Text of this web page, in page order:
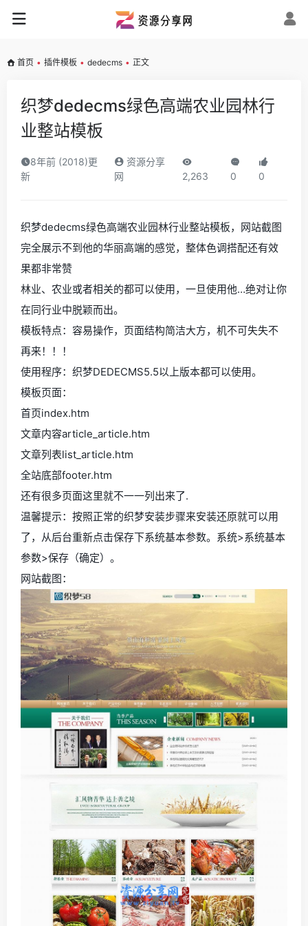
首页 • 插件模板 • dedecms • 正文
织梦dedecms绿色高端农业园林行
业整站模板
8年前 (2018)更
新
资源分享
网
2,263 0 0
织梦dedecms绿色高端农业园林行业整站模板，网站截图
完全展示不到他的华丽高端的感觉，整体色调搭配还有效
果都非常赞
林业、农业或者相关的都可以使用，一旦使用他…绝对让你
在同行业中脱颖而出。
模板特点：容易操作，页面结构简洁大方，机不可失失不
再来！！！
使用程序：织梦DEDECMS5.5以上版本都可以使用。
模板页面：
首页index.htm
文章内容article_article.htm
文章列表list_article.htm
全站底部footer.htm
还有很多页面这里就不一一列出来了.
温馨提示：按照正常的织梦安装步骤来安装还原就可以用
了，从后台重新点击保存下系统基本参数。系统>系统基本
参数>保存（确定）。
网站截图：